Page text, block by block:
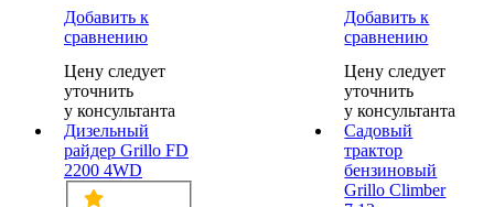
Добавить к
сравнению
Цену следует
уточнить
у консультанта
Добавить к
сравнению
Цену следует
уточнить
у консультанта
Дизельный
райдер Grillo FD
2200 4WD
Садовый
трактор
бензиновый
Grillo Climber